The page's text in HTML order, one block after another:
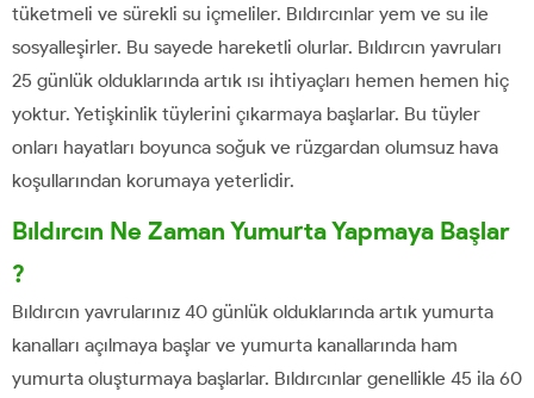
tüketmeli ve sürekli su içmeliler. Bıldırcınlar yem ve su ile
sosyalleşirler. Bu sayede hareketli olurlar. Bıldırcın yavruları
25 günlük olduklarında artık ısı ihtiyaçları hemen hemen hiç
yoktur. Yetişkinlik tüylerini çıkarmaya başlarlar. Bu tüyler
onları hayatları boyunca soğuk ve rüzgardan olumsuz hava
koşullarından korumaya yeterlidir.
Bıldırcın Ne Zaman Yumurta Yapmaya Başlar
?
Bıldırcın yavrularınız 40 günlük olduklarında artık yumurta
kanalları açılmaya başlar ve yumurta kanallarında ham
yumurta oluşturmaya başlarlar. Bıldırcınlar genellikle 45 ila 60